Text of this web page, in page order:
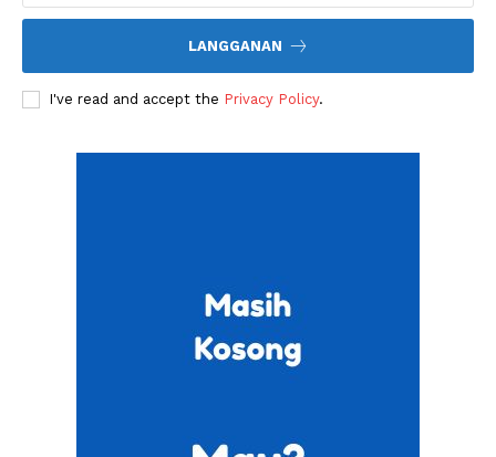
LANGGANAN
I've read and accept the Privacy Policy.